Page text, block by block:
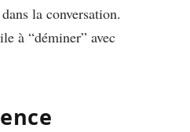
la conversation.
à “déminer” avec